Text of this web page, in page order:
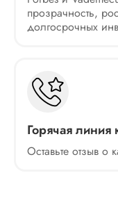
прозрачность,
долгосрочных
Горячая линия
Оставьте отзыв о